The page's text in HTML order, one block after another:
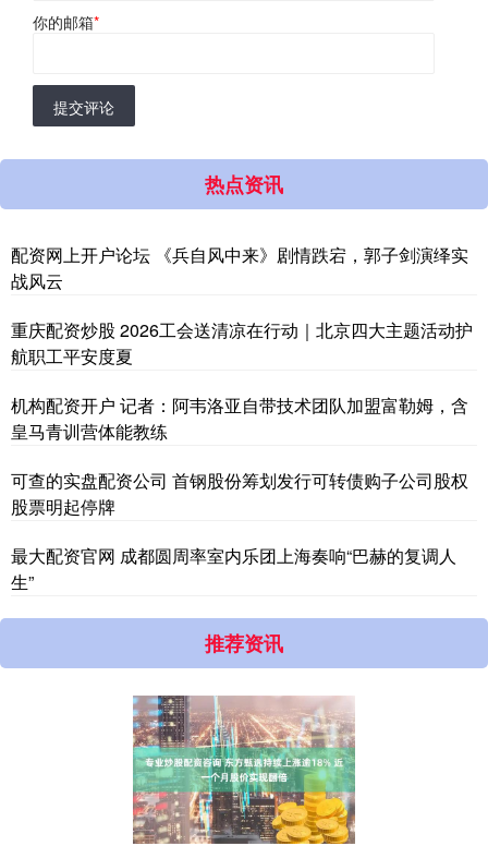
你的邮箱*
提交评论
热点资讯
配资网上开户论坛 《兵自风中来》剧情跌宕，郭子剑演绎实
战风云
重庆配资炒股 2026工会送清凉在行动｜北京四大主题活动护
航职工平安度夏
机构配资开户 记者：阿韦洛亚自带技术团队加盟富勒姆，含
皇马青训营体能教练
可查的实盘配资公司 首钢股份筹划发行可转债购子公司股权
股票明起停牌
最大配资官网 成都圆周率室内乐团上海奏响“巴赫的复调人
生”
推荐资讯